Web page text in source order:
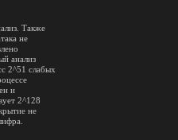
Также
не
анализ
2^51 слабых
и
2^128
не